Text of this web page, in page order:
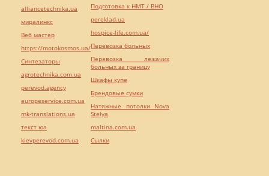
alliancetechnika.ua
миралинкс
Веб мастер
https://motokosmos.ua/
Синтезаторы
agrotechnika.com.ua
perevod.agency
europeservice.com.ua
mk-translations.ua
текст юа
kievperevod.com.ua
Подготовка к НМТ / ВНО
pereklad.ua
hospice-life.com.ua/
Перевозка больных
Перевозка лежачих
больных за границу
Шкафы купе
Брендовые сумки
Натяжные потолки Nova
Stelya
maltina.com.ua
Cылки